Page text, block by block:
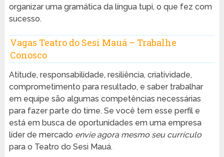
organizar uma gramática da língua tupi, o que fez com
sucesso.
Vagas Teatro do Sesi Mauá – Trabalhe
Conosco
Atitude, responsabilidade, resiliência, criatividade,
comprometimento para resultado, e saber trabalhar
em equipe são algumas competências necessárias
para fazer parte do time. Se você tem esse perfil e
está em busca de oportunidades em uma empresa
líder de mercado envie agora mesmo seu currículo
para o Teatro do Sesi Mauá.